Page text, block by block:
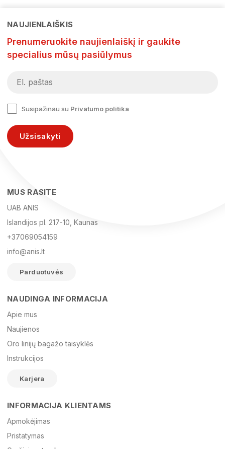
El. paštas
Žinutė
NAUJIENLAIŠKIS
Prenumeruokite naujienlaiškį ir gaukite
specialius mūsų pasiūlymus
Susipažinau su Privatumo politika
Užsisakyti
MUS RASITE
UAB ANIS
Islandijos pl. 217-10, Kaunas
+37069054159
info@anis.lt
Parduotuvės
NAUDINGA INFORMACIJA
Apie mus
Naujienos
Oro linijų bagažo taisyklės
Instrukcijos
Karjera
INFORMACIJA KLIENTAMS
Apmokėjimas
Pristatymas